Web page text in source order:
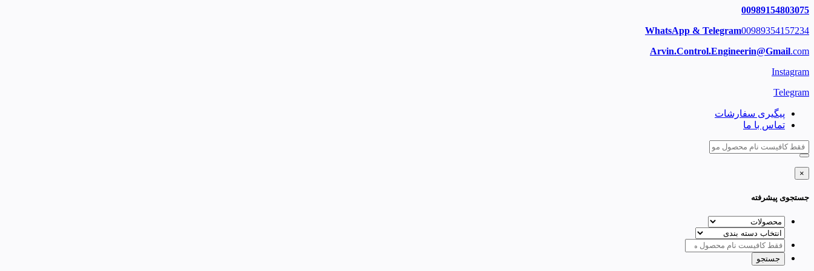
00989154803075
WhatsApp & Telegram00989354157234
Arvin.Control.Engineerin@Gmail.com
Instagram
Telegram
پیگیری سفارشات
تماس با ما
×
جستجوی پیشرفته